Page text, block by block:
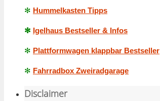
✻ Hummelkasten Tipps
✻ Igelhaus Bestseller & Infos
✻ Plattformwagen klappbar Bestseller
✻ Fahrradbox Zweiradgarage
Disclaimer